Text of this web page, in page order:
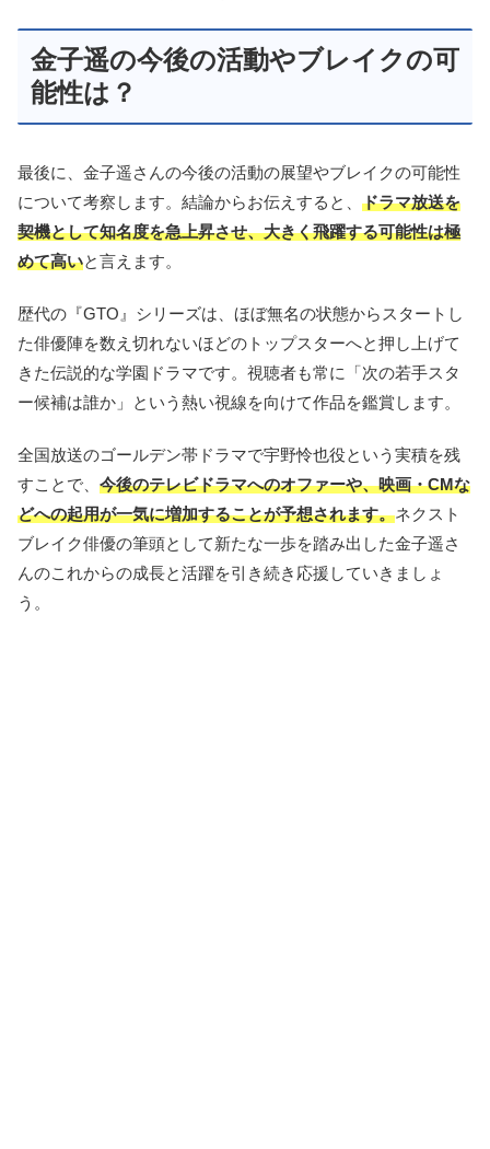
金子遥の今後の活動やブレイクの可
能性は？
最後に、金子遥さんの今後の活動の展望やブレイクの可能性
について考察します。結論からお伝えすると、 ドラマ放送を
契機として知名度を急上昇させ、大きく飛躍する可能性は極
めて高いと言えます。
歴代の『GTO』シリーズは、ほぼ無名の状態からスタートし
た俳優陣を数え切れないほどのトップスターへと押し上げて
きた伝説的な学園ドラマです。視聴者も常に「次の若手スタ
ー候補は誰か」という熱い視線を向けて作品を鑑賞します。
全国放送のゴールデン帯ドラマで宇野怜也役という実積を残
すことで、 今後のテレビドラマへのオファーや、映画・CMな
どへの起用が一気に増加することが予想されます。ネクスト
ブレイク俳優の筆頭として新たな一歩を踏み出した金子遥さ
んのこれからの成長と活躍を引き続き応援していきましょ
う。